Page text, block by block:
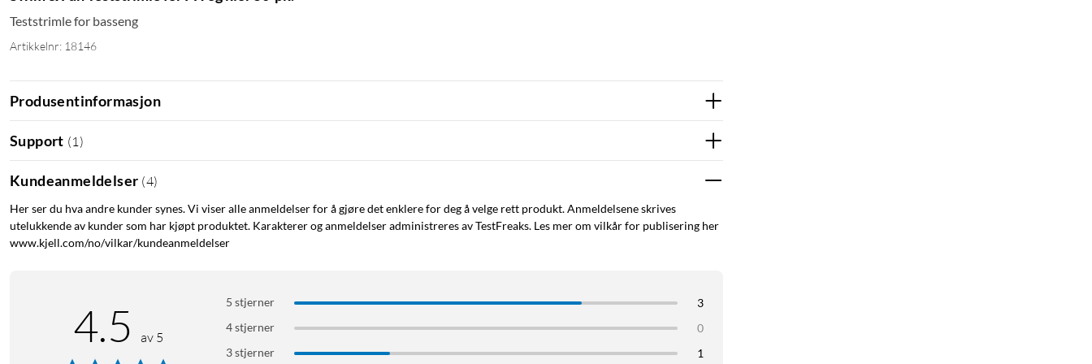
Teststrimle for basseng
Artikkelnr: 18146
Produsentinformasjon
Support (1 )
Kundeanmeldelser (4)
Her ser du hva andre kunder synes. Vi viser alle anmeldelser for å gjøre det enklere for deg å velge rett produkt. Anmeldelsene skrives
utelukkende av kunder som har kjøpt produktet. Karakterer og anmeldelser administreres av TestFreaks. Les mer om vilkår for publisering her
www.kjell.com/no/vilkar/kundeanmeldelser
4.5 av 5
5 stjerner
3
4 stjerner
0
3 stjerner
1